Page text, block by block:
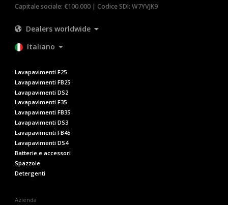
Capitale sociale: €100.000 | Codice SDI: W7YVJK9
Dealers worldwide
Italiano
Lavapavimenti F25
Lavapavimenti FB25
Lavapavimenti DS2
Lavapavimenti F35
Lavapavimenti FB35
Lavapavimenti DS3
Lavapavimenti FB45
Lavapavimenti DS4
Batterie e accessori
Spazzole
Detergenti
Azienda